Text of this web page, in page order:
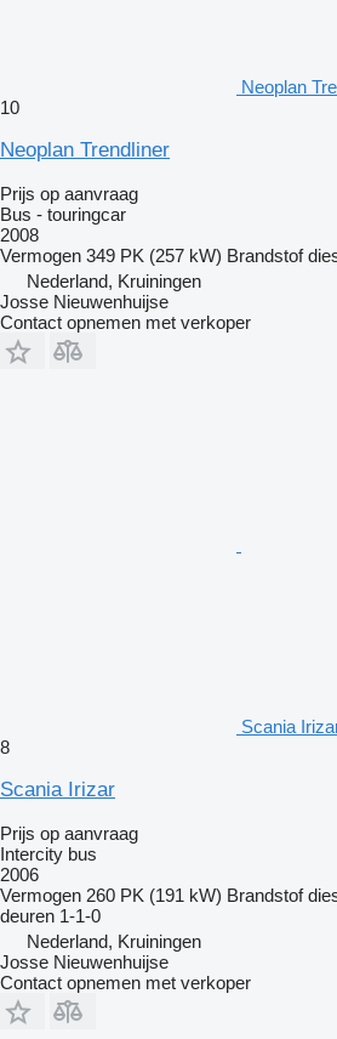
Neoplan
10
Neoplan Trendliner
Prijs op aanvraag
Bus - touringcar
2008
Vermogen 349 PK (257 kW) Brandstof
Nederland, Kruiningen
Josse Nieuwenhuijse
Contact opnemen met verkoper
Scania
8
Scania Irizar
Prijs op aanvraag
Intercity bus
2006
Vermogen 260 PK (191 kW) Brandstof
deuren 1-1-0
Nederland, Kruiningen
Josse Nieuwenhuijse
Contact opnemen met verkoper